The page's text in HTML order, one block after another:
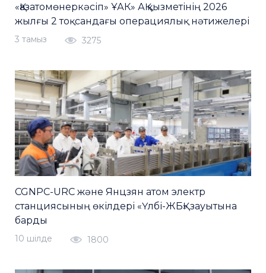
«Қазатомөнеркәсіп» ҰАК» АҚ қызметінің 2026
жылғы 2 тоқсандағы операциялық нәтижелері
3 тамыз 3275
CGNPC-URC және Янцзян атом электр
станциясының өкілдері «Үлбі-ЖБҚ» зауытына
барды
10 шiлде 1800